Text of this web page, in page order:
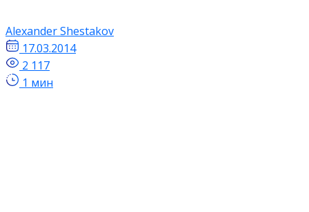
Alexander Shestakov
17.03.2014
2 117
1 мин